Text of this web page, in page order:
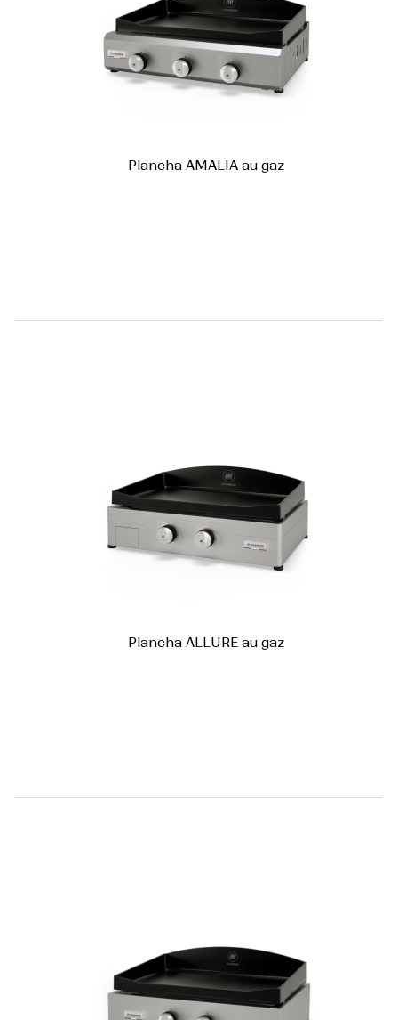
Plancha AMALIA au gaz
Plancha ALLURE au gaz